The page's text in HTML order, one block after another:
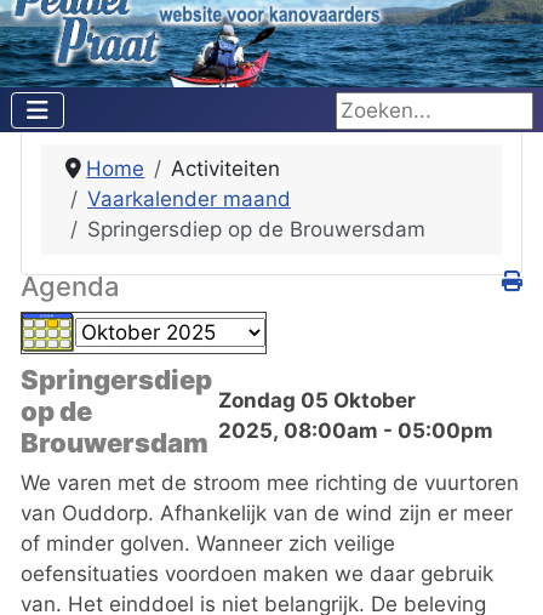
Zoeken...
Home
Activiteiten
Vaarkalender maand
Springersdiep op de Brouwersdam
Agenda
Springersdiep
op de
Brouwersdam
Zondag 05 Oktober
2025, 08:00am - 05:00pm
We varen met de stroom mee richting de vuurtoren
van Ouddorp. Afhankelijk van de wind zijn er meer
of minder golven. Wanneer zich veilige
oefensituaties voordoen maken we daar gebruik
van. Het einddoel is niet belangrijk. De beleving